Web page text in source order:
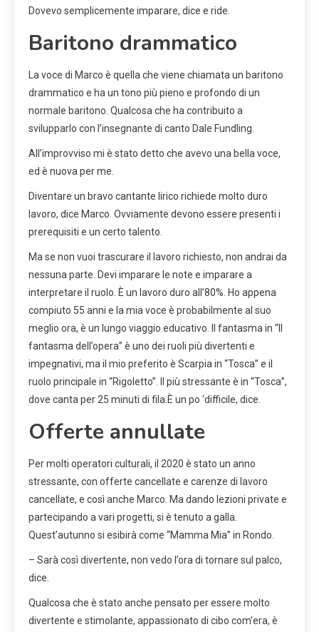
Dovevo semplicemente imparare, dice e ride.
Baritono drammatico
La voce di Marco è quella che viene chiamata un baritono
drammatico e ha un tono più pieno e profondo di un
normale baritono. Qualcosa che ha contribuito a
svilupparlo con l’insegnante di canto Dale Fundling.
All’improvviso mi è stato detto che avevo una bella voce,
ed è nuova per me.
Diventare un bravo cantante lirico richiede molto duro
lavoro, dice Marco. Ovviamente devono essere presenti i
prerequisiti e un certo talento.
Ma se non vuoi trascurare il lavoro richiesto, non andrai da
nessuna parte. Devi imparare le note e imparare a
interpretare il ruolo. È un lavoro duro all’80%. Ho appena
compiuto 55 anni e la mia voce è probabilmente al suo
meglio ora, è un lungo viaggio educativo. Il fantasma in “Il
fantasma dell’opera” è uno dei ruoli più divertenti e
impegnativi, ma il mio preferito è Scarpia in “Tosca” e il
ruolo principale in “Rigoletto”. Il più stressante è in “Tosca”,
dove canta per 25 minuti di fila.È un po ‘difficile, dice.
Offerte annullate
Per molti operatori culturali, il 2020 è stato un anno
stressante, con offerte cancellate e carenze di lavoro
cancellate, e così anche Marco. Ma dando lezioni private e
partecipando a vari progetti, si è tenuto a galla.
Quest’autunno si esibirà come “Mamma Mia” in Rondo.
– Sarà così divertente, non vedo l’ora di tornare sul palco,
dice.
Qualcosa che è stato anche pensato per essere molto
divertente e stimolante, appassionato di cibo com’era, è